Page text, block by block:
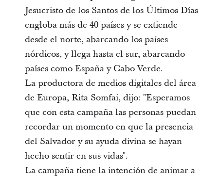
Jesucristo de los Santos de los Últimos Días
engloba más de 40 países y se extiende
desde el norte, abarcando los países
nórdicos, y llega hasta el sur, abarcando
países como España y Cabo Verde.
La productora de medios digitales del área
de Europa, Rita Somfai, dijo: "Esperamos
que con esta campaña las personas puedan
recordar un momento en que la presencia
del Salvador y su ayuda divina se hayan
hecho sentir en sus vidas".
La campaña tiene la intención de animar a